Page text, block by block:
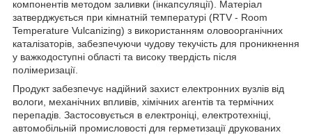
компонентів методом заливки (інкапсуляції). Матеріал
затверджується при кімнатній температурі (RTV - Room
Temperature Vulcanizing) з використанням оловоорганічних
каталізаторів, забезпечуючи чудову текучість для проникнення
у важкодоступні області та високу твердість після
полімеризації.
Продукт забезпечує надійний захист електронних вузлів від
вологи, механічних впливів, хімічних агентів та термічних
перепадів. Застосовується в електроніці, електротехніці,
автомобільній промисловості для герметизації друкованих